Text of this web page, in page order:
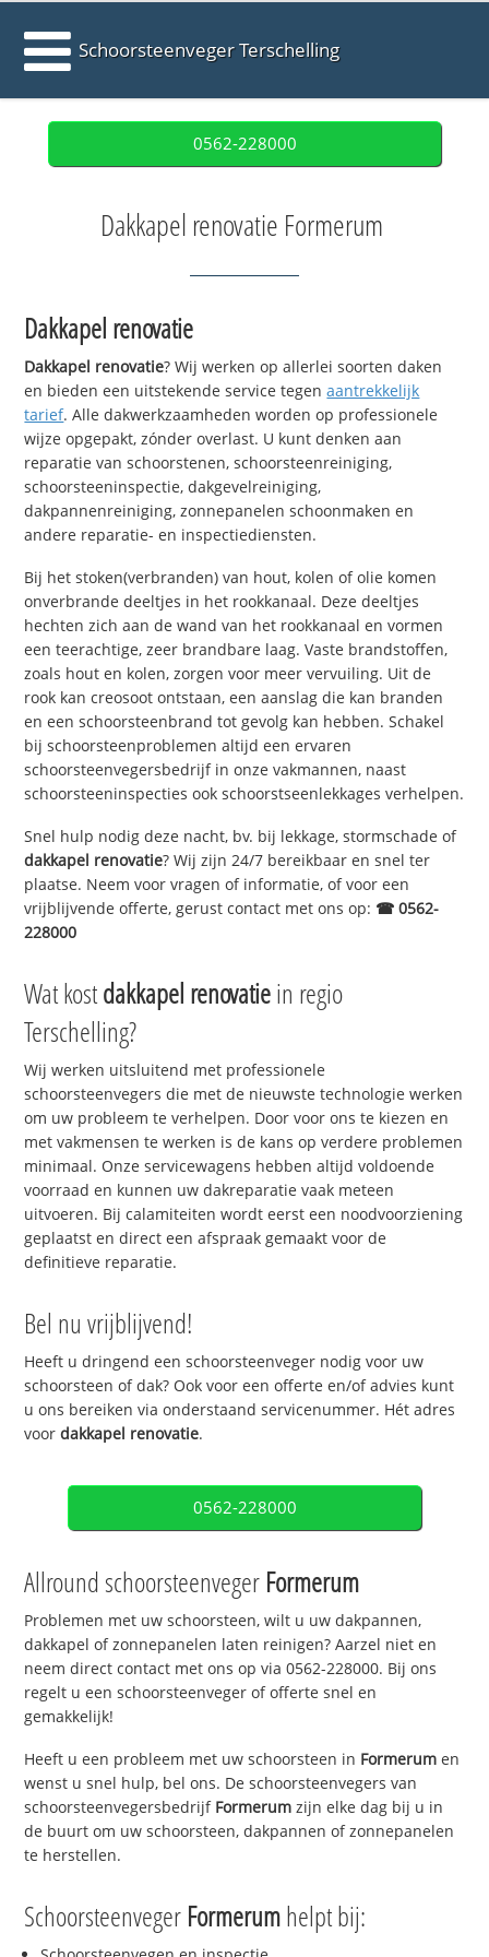
Schoorsteenveger Terschelling
0562-228000
Dakkapel renovatie Formerum
Dakkapel renovatie
Dakkapel renovatie? Wij werken op allerlei soorten daken
en bieden een uitstekende service tegenaantrekkelijk
tarief. Alle dakwerkzaamheden worden op professionele
wijze opgepakt, zónder overlast. U kunt denken aan
reparatie van schoorstenen, schoorsteenreiniging,
schoorsteeninspectie, dakgevelreiniging,
dakpannenreiniging, zonnepanelen schoonmaken en
andere reparatie- en inspectiediensten.
Bij het stoken(verbranden) van hout, kolen of olie komen
onverbrande deeltjes in het rookkanaal. Deze deeltjes
hechten zich aan de wand van het rookkanaal en vormen
een teerachtige, zeer brandbare laag. Vaste brandstoffen,
zoals hout en kolen, zorgen voor meer vervuiling. Uit de
rook kan creosoot ontstaan, een aanslag die kan branden
en een schoorsteenbrand tot gevolg kan hebben. Schakel
bij schoorsteenproblemen altijd een ervaren
schoorsteenvegersbedrijf in onze vakmannen, naast
schoorsteeninspecties ook schoorstseenlekkages verhelpen.
Snel hulp nodig deze nacht, bv. bij lekkage, stormschade of
dakkapel renovatie? Wij zijn 24/7 bereikbaar en snel ter
plaatse. Neem voor vragen of informatie, of voor een
vrijblijvende offerte, gerust contact met ons op: ☎ 0562-
228000
Wat kostdakkapel renovatiein regio
Terschelling?
Wij werken uitsluitend met professionele
schoorsteenvegers die met de nieuwste technologie werken
om uw probleem te verhelpen. Door voor ons te kiezen en
met vakmensen te werken is de kans op verdere problemen
minimaal. Onze servicewagens hebben altijd voldoende
voorraad en kunnen uw dakreparatie vaak meteen
uitvoeren. Bij calamiteiten wordt eerst een noodvoorziening
geplaatst en direct een afspraak gemaakt voor de
definitieve reparatie.
Bel nu vrijblijvend!
Heeft u dringend een schoorsteenveger nodig voor uw
schoorsteen of dak? Ook voor een offerte en/of advies kunt
u ons bereiken via onderstaand servicenummer. Hét adres
voordakkapel renovatie.
0562-228000
Allround schoorsteenveger Formerum
Problemen met uw schoorsteen, wilt u uw dakpannen,
dakkapel of zonnepanelen laten reinigen? Aarzel niet en
neem direct contact met ons op via 0562-228000. Bij ons
regelt u een schoorsteenveger of offerte snel en
gemakkelijk!
Heeft u een probleem met uw schoorsteen in Formerum en
wenst u snel hulp, bel ons. De schoorsteenvegers van
schoorsteenvegersbedrijf Formerum zijn elke dag bij u in
de buurt om uw schoorsteen, dakpannen of zonnepanelen
te herstellen.
Schoorsteenveger Formerumhelpt bij: